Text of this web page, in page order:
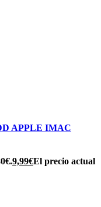
APPLE IMAC
9,99€El precio actual